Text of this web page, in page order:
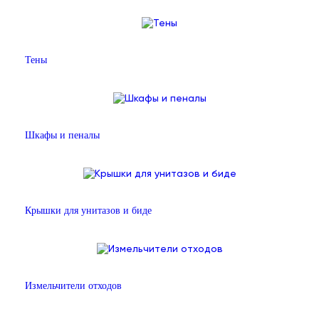
Тены
Шкафы и пеналы
Крышки для унитазов и биде
Измельчители отходов